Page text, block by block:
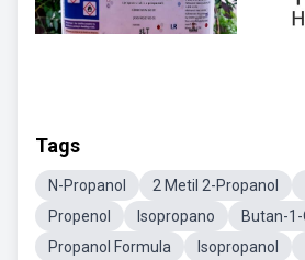
Tags
N-Propanol 2 Metil 2-Propanol
Propenol
Isopropano
Butan-1-
Propanol Formula
Isopropanol